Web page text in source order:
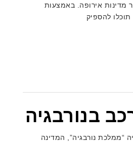
מדינות אירופה. באמצעות
להספיק
בנורבגיה
“ממלכת נורבגיה”, המדינה